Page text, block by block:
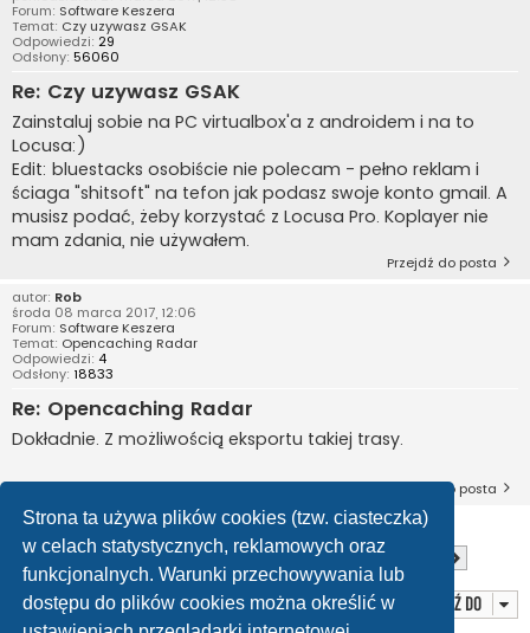
Strona ta używa plików cookies (tzw. ciasteczka)
w celach statystycznych, reklamowych oraz
funkcjonalnych. Warunki przechowywania lub
dostępu do plików cookies można określić w
Forum: Software Keszera
Temat: Czy uzywasz GSAK
Odpowiedzi: 29
Odsłony: 56060
Re: Czy uzywasz GSAK
Zainstaluj sobie na PC virtualbox'a z androidem i na to
Locusa:)
Edit: bluestacks osobiście nie polecam - pełno reklam i
ściaga "shitsoft" na tefon jak podasz swoje konto gmail. A
musisz podać, żeby korzystać z Locusa Pro. Koplayer nie
mam zdania, nie używałem.
Przejdź do posta
autor: Rob
środa 08 marca 2017, 12:06
Forum: Software Keszera
Temat: Opencaching Radar
Odpowiedzi: 4
Odsłony: 18833
Re: Opencaching Radar
Dokładnie. Z możliwością eksportu takiej trasy.
Przejdź do posta
Znaleziono 435 wyników Strona1z29
1 2 3 4 5
Przejdź do